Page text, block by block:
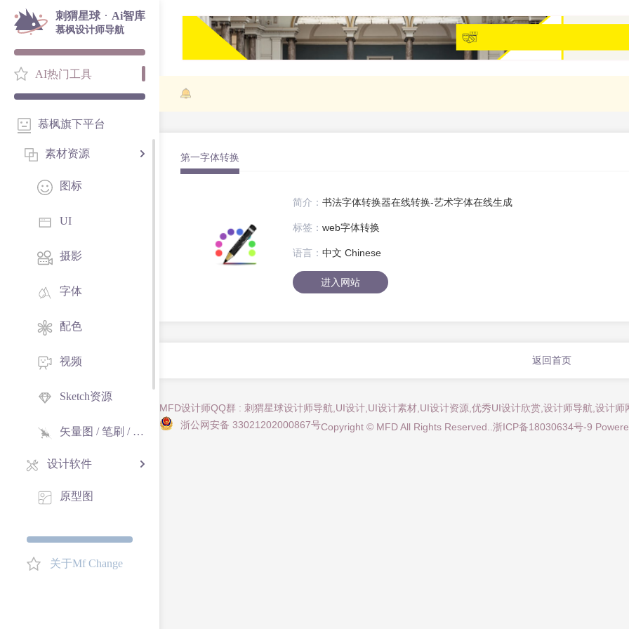
刺猬星球 · Ai智库
慕枫设计师导航
AI热门工具
慕枫旗下平台
素材资源
图标
UI
摄影
字体
配色
视频
Sketch资源
矢量图 / 笔刷 / 纹理
设计软件
原型图
格式转换
关于Mf Change
第一字体转换
简介： 书法字体转换器在线转换-艺术字体在线生成
标签： web字体转换
语言： 中文 Chinese
进入网站
返回首页
MFD设计师QQ群 : 刺猬星球设计师导航,UI设计,UI设计素材,UI设计资源,优秀UI设计欣赏,设计师导航,设计
Copyright © MFD All Rights Reserved.. 浙ICP备18030634号-9
浙公网安备 33021202000867号